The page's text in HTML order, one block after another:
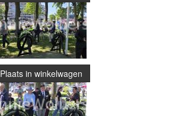
Plaats in winkelwagen